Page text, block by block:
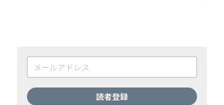
読者登録